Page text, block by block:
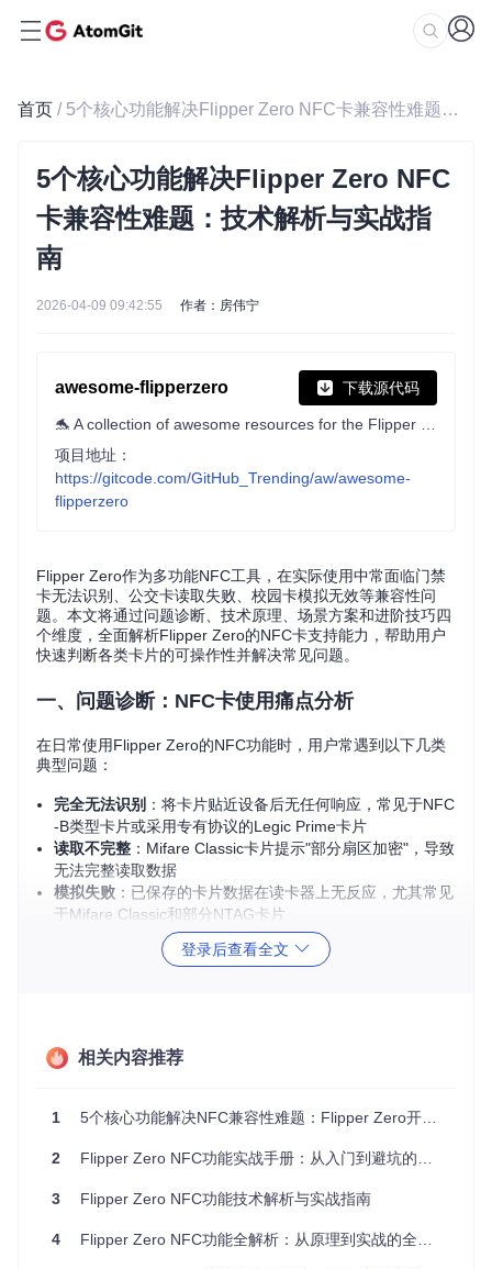
首页 / 5个核心功能解决Flipper Zero NFC卡兼容性难题：技术解析与实战指南
5个核心功能解决Flipper Zero NFC
卡兼容性难题：技术解析与实战指
南
2026-04-09 09:42:55 作者：房伟宁
awesome-flipperzero 下载源代码
项目地址：
https://gitcode.com/GitHub_Trending/aw/awesome-
flipperzero
Flipper Zero作为多功能NFC工具，在实际使用中常面临门禁
卡无法识别、公交卡读取失败、校园卡模拟无效等兼容性问
题。本文将通过问题诊断、技术原理、场景方案和进阶技巧四
个维度，全面解析Flipper Zero的NFC卡支持能力，帮助用户
快速判断各类卡片的可操作性并解决常见问题。
一、问题诊断：NFC卡使用痛点分析
在日常使用Flipper Zero的NFC功能时，用户常遇到以下几类
典型问题：
完全无法识别 ：将卡片贴近设备后无任何响应，常见于NFC
-B类型卡片或采用专有协议的Legic Prime卡片
读取不完整 ：Mifare Classic卡片提示"部分扇区加密"，导致
无法完整读取数据
模拟失败 ：已保存的卡片数据在读卡器上无反应，尤其常见
于Mifare Classic和部分NTAG卡片
：提示"不支持写入操作"，如对Mifare Ultralight和
NTAG系列卡片的写入限制
现
NFC（近场通信）技术基于13.56MHz的电磁感应原理，实现
比为"无线数据握手"——Flipper Zero作为读卡器时，通过发射
应，整个过程类似两台设备通过无形的"无线握手"完成信息交
登录后查看全文
相关内容推荐
1 5个核心功能解决NFC兼容性难题：Flipper Zero开源工具实战指南
2 Flipper Zero NFC功能实战手册：从入门到避坑的全方位指南
3 Flipper Zero NFC功能技术解析与实战指南
4 Flipper Zero NFC功能全解析：从原理到实战的全方位指南